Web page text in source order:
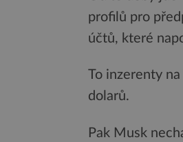
profilů pro
účtů, které
To inzerenty
dolarů.
Pak Musk